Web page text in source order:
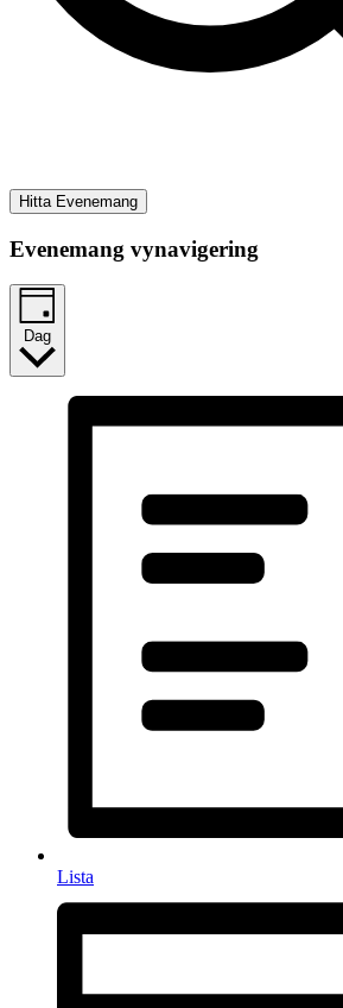
Hitta Evenemang
Evenemang vynavigering
Dag
Lista